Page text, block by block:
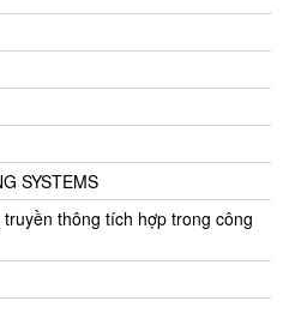
SYSTEMS
thông tích hợp trong công